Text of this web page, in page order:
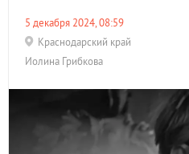
5 декабря 2024, 08:59
Краснодарский край
Иолина Грибкова